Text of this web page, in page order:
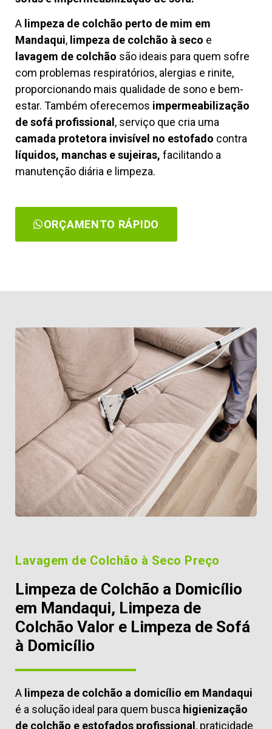
A limpeza de colchão perto de mim em
Mandaqui, limpeza de colchão à seco e
lavagem de colchão são ideais para quem sofre
com problemas respiratórios, alergias e rinite,
proporcionando mais qualidade de sono e bem-
estar. Também oferecemos impermeabilização
de sofá profissional , serviço que cria uma
camada protetora invisível no estofado contra
líquidos, manchas e sujeiras, facilitando a
manutenção diária e limpeza.
ORÇAMENTO RÁPIDO
Lavagem de Colchão à Seco Preço
Limpeza de Colchão a Domicílio
em Mandaqui, Limpeza de
Colchão Valor e Limpeza de Sofá
à Domicílio
A limpeza de colchão a domicílio em Mandaqui
é a solução ideal para quem busca higienização
de colchão e estofados profissional, praticidade